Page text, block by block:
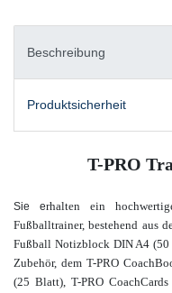
Beschreibung
Produktsicherheit
T-PRO
Sie erhalten ein
Fußballtrainer, bestehend aus
Fußball Notizblock DIN A4
Zubehör, dem T-PRO
(25 Blatt), T-PRO